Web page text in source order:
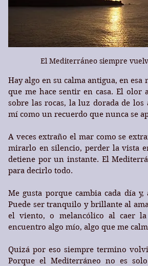
El Mediterráneo siempre
Hay algo en su calma antigua, en esa
que me hace sentir en casa. El olor
sobre las rocas, la luz dorada de
mí como un recuerdo que nunca se
A veces extraño el mar como se
mirarlo en silencio, perder la vista
detiene por un instante. El
para decirlo todo.
Me gusta porque cambia cada día
Puede ser tranquilo y brillante al
el viento, o melancólico al caer
encuentro algo mío, algo que me
Quizá por eso siempre termino
Porque el Mediterráneo no es